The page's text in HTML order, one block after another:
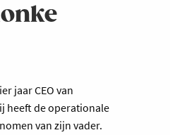
jaar CEO van
heeft de operationale
van zijn vader.